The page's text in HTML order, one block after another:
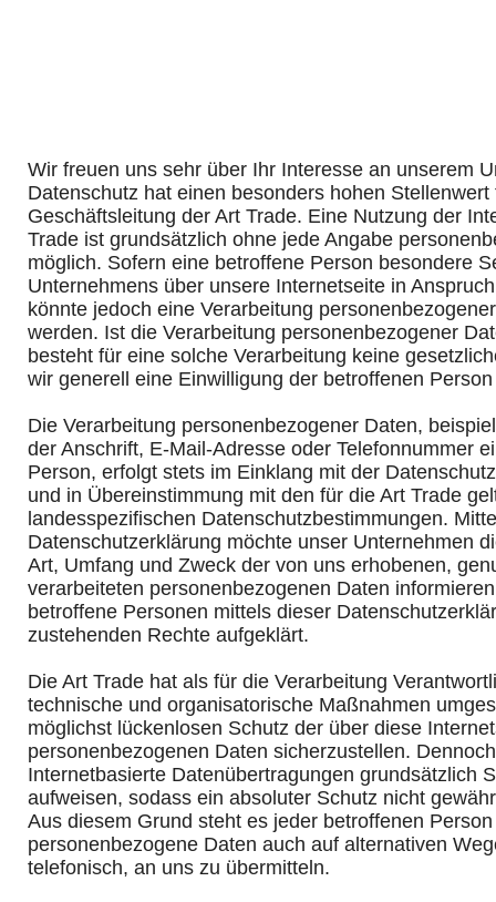
Wir freuen uns sehr über Ihr Interesse an unserem
Datenschutz hat einen besonders hohen Stellenwert
Geschäftsleitung der Art Trade. Eine Nutzung der
Trade ist grundsätzlich ohne jede Angabe
möglich. Sofern eine betroffene Person besondere
Unternehmens über unsere Internetseite in
könnte jedoch eine Verarbeitung
werden. Ist die Verarbeitung personenbezogener
besteht für eine solche Verarbeitung keine
wir generell eine Einwilligung der betroffenen
Die Verarbeitung personenbezogener Daten,
der Anschrift, E-Mail-Adresse oder Telefonnummer
Person, erfolgt stets im Einklang mit der
und in Übereinstimmung mit den für die Art Trade
landesspezifischen Datenschutzbestimmungen.
Datenschutzerklärung möchte unser Unternehmen
Art, Umfang und Zweck der von uns erhobenen,
verarbeiteten personenbezogenen Daten
betroffene Personen mittels dieser
zustehenden Rechte aufgeklärt.
Die Art Trade hat als für die Verarbeitung
technische und organisatorische Maßnahmen
möglichst lückenlosen Schutz der über diese
personenbezogenen Daten sicherzustellen.
Internetbasierte Datenübertragungen grundsätzlich
aufweisen, sodass ein absoluter Schutz nicht
Aus diesem Grund steht es jeder betroffenen
personenbezogene Daten auch auf alternativen
telefonisch, an uns zu übermitteln.